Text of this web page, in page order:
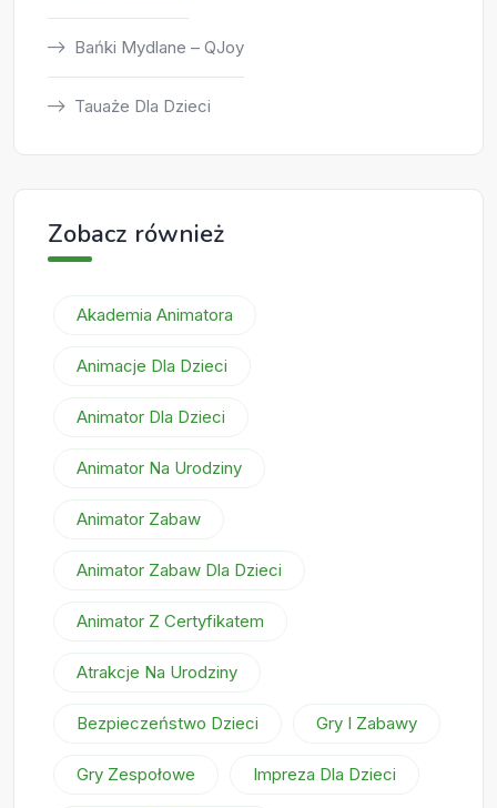
Bańki Mydlane – QJoy
Tauaże Dla Dzieci
Zobacz również
Akademia Animatora
Animacje Dla Dzieci
Animator Dla Dzieci
Animator Na Urodziny
Animator Zabaw
Animator Zabaw Dla Dzieci
Animator Z Certyfikatem
Atrakcje Na Urodziny
Bezpieczeństwo Dzieci Gry I Zabawy
Gry Zespołowe Impreza Dla Dzieci